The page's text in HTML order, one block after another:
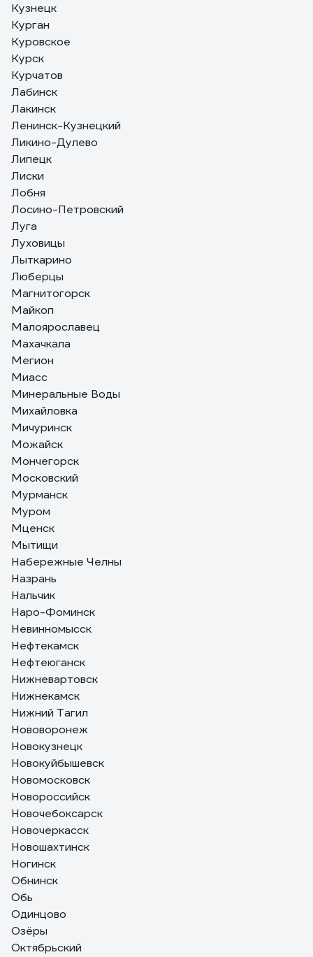
Кузнецк
Курган
Куровское
Курск
Курчатов
Лабинск
Лакинск
Ленинск-Кузнецкий
Ликино-Дулево
Липецк
Лиски
Лобня
Лосино-Петровский
Луга
Луховицы
Лыткарино
Люберцы
Магнитогорск
Майкоп
Малоярославец
Махачкала
Мегион
Миасс
Минеральные Воды
Михайловка
Мичуринск
Можайск
Мончегорск
Московский
Мурманск
Муром
Мценск
Мытищи
Набережные Челны
Назрань
Нальчик
Наро-Фоминск
Невинномысск
Нефтекамск
Нефтеюганск
Нижневартовск
Нижнекамск
Нижний Тагил
Нововоронеж
Новокузнецк
Новокуйбышевск
Новомосковск
Новороссийск
Новочебоксарск
Новочеркасск
Новошахтинск
Ногинск
Обнинск
Обь
Одинцово
Озёры
Октябрьский